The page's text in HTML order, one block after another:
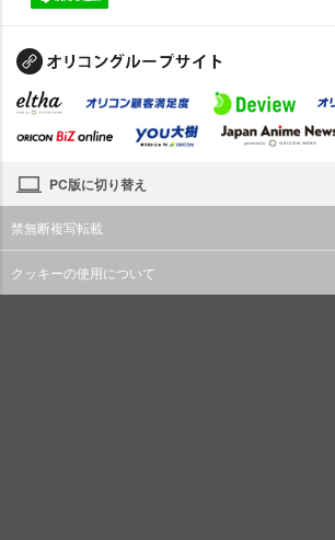
PC版に切り替え
禁無断複写転載
クッキーの使用について